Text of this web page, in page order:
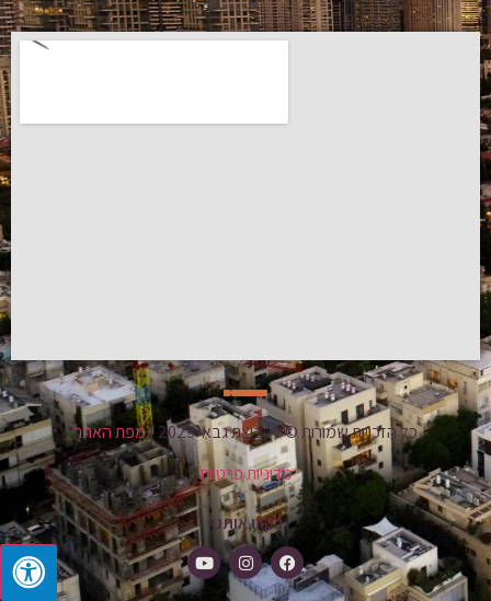
כל הזכויות שמורות © לקבוצת גבאי 2023 |
מפת האתר
מדיניות פרטיות
בקרו אותנו: